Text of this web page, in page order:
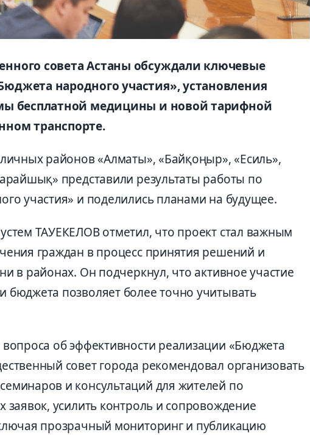
совета Астаны обсуждали ключевые
народного участия», установления
бесплатной медицины и новой тарифной
транспорте.
районов «Алматы», «Байқоңыр», «Есиль»,
представили результаты работы по
участия» и поделились планами на будущее.
ТАУЕКЕЛОВ отметил, что проект стал важным
граждан в процесс принятия решений и
в районах. Он подчеркнул, что активное участие
позволяет более точно учитывать
об эффективности реализации «Бюджета
совет города рекомендовал организовать
и консультаций для жителей по
заявок, усилить контроль и сопровождение
прозрачный мониторинг и публикацию